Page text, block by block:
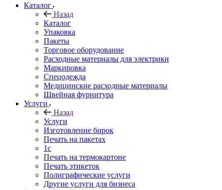
Каталог
Назад
Каталог
Упаковка
Пакеты
Торговое оборудование
Расходные материалы для электрики
Маркировка
Спецодежда
Медицинские расходные материалы
Швейная фурнитура
Услуги
Назад
Услуги
Изготовление бирок
Печать на пакетах
1c
Печать на термокартоне
Печать этикеток
Полиграфические услуги
Другие услуги для бизнеса